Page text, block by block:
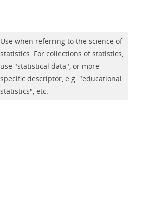
Use when referring to the science of
statistics. For collections of statistics,
use "statistical data", or more
specific descriptor, e.g. "educational
statistics", etc.